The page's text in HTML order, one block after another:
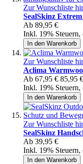
Zur Wunschliste
SealSkinz
Ab 89,95 €
Inkl. 19% Steuern,
In den Warenkorb
Zur Wunschliste
Aclima
Ab 67,95 € 85,95 €
Inkl. 19% Steuern,
In den Warenkorb
Zur Wunschliste
SealSkinz
Ab 39,95 €
Inkl. 19% Steuern,
In den Warenkorb